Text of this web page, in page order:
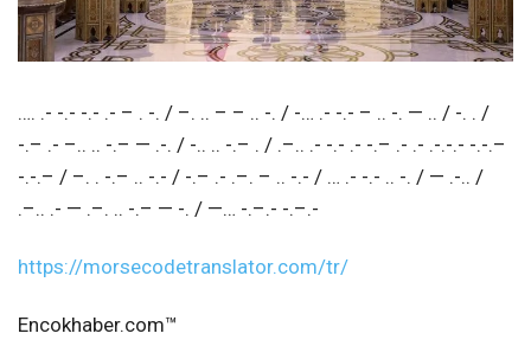
…. .- -.- -.- .- – . -. / –. .. – – .. -. / -… .- -.- – .. -. — .. / -. . /
-.– .- –.. .. -.– — .-. / -.. .. -.– . / .–.. .- -.- .- -.– .- .- .-.-.- -.-.–
-.-.– / –. . -.– .. -.- / -.– .- .–. – .. -.- / … .- -.- .. -. / — .-.. /
.–.. .- — .–. .. -.– — -. / —… -.–.- -.–.-
https://morsecodetranslator.com/tr/
Encokhaber.com™